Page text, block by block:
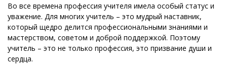
Во все времена профессия учителя имела особый статус и
уважение. Для многих учитель – это мудрый наставник,
который щедро делится профессиональными знаниями и
мастерством, советом и доброй поддержкой. Поэтому
учитель – это не только профессия, это призвание души и
сердца.